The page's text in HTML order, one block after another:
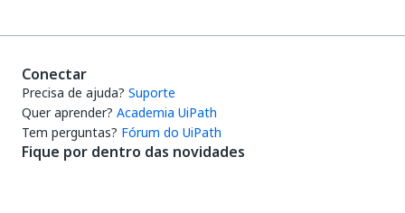
Conectar
Precisa de ajuda? Suporte
Quer aprender? Academia UiPath
Tem perguntas? Fórum do UiPath
Fique por dentro das novidades